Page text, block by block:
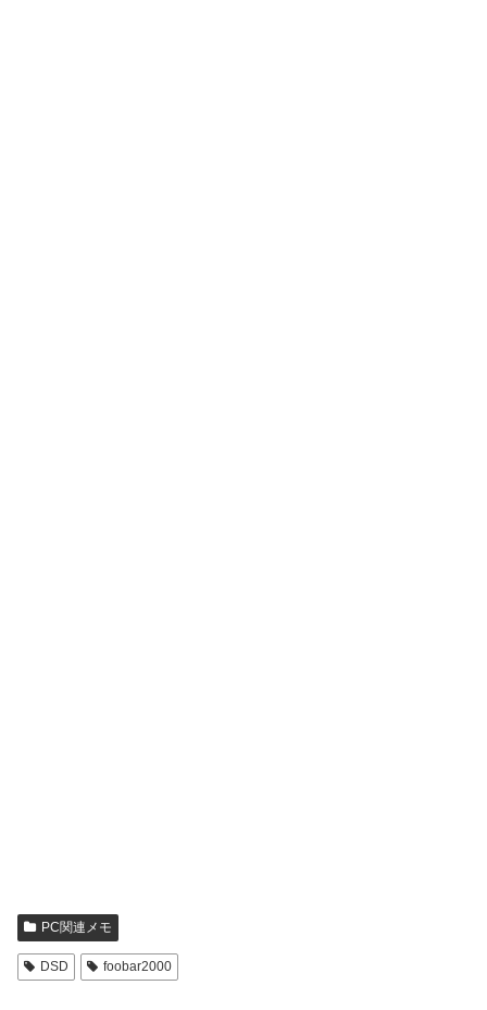
PC関連メモ
DSD foobar2000